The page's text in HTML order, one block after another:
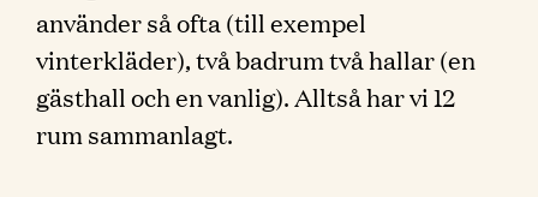
använder så ofta (till exempel
vinterkläder), två badrum två hallar (en
gästhall och en vanlig). Alltså har vi 12
rum sammanlagt.